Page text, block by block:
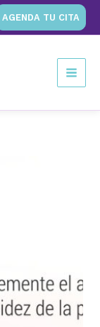
AGENDA TU CITA